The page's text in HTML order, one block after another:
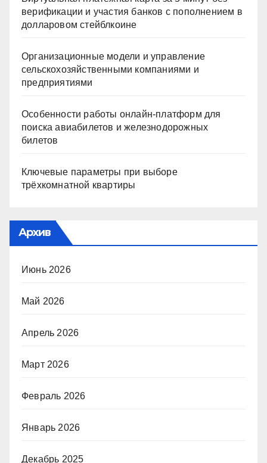
верификации и участия банков с пополнением в
долларовом стейблкоине
Организационные модели и управление
сельскохозяйственными компаниями и
предприятиями
Особенности работы онлайн-платформ для
поиска авиабилетов и железнодорожных
билетов
Ключевые параметры при выборе
трёхкомнатной квартиры
Архив
Июнь 2026
Май 2026
Апрель 2026
Март 2026
Февраль 2026
Январь 2026
Декабрь 2025